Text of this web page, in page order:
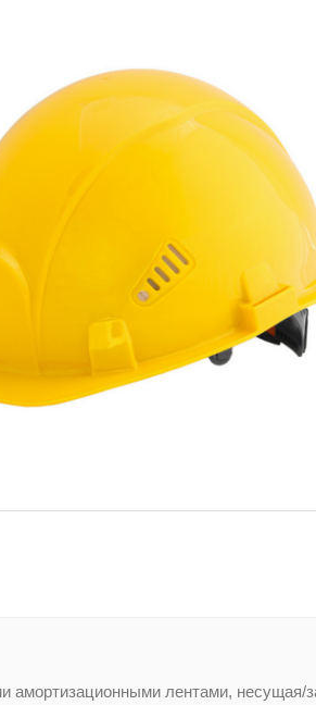
лентами, несущая/